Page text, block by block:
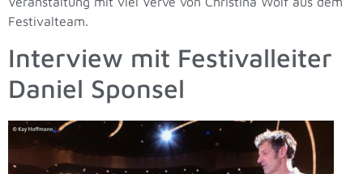
Festivalteam.
Interview mit Festivalleiter
Daniel Sponsel